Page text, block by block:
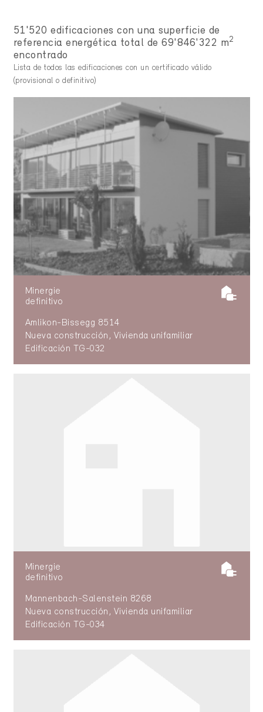
51'520 edificaciones con una superficie de
referencia energética total de 69'846'322 m2
encontrado
Lista de todos las edificaciones con un certificado válido
(provisional o definitivo)
Minergie
definitivo
Amlikon-Bissegg 8514
Nueva construcción, Vivienda unifamiliar
Edificación TG-032
Minergie
definitivo
Mannenbach-Salenstein 8268
Nueva construcción, Vivienda unifamiliar
Edificación TG-034